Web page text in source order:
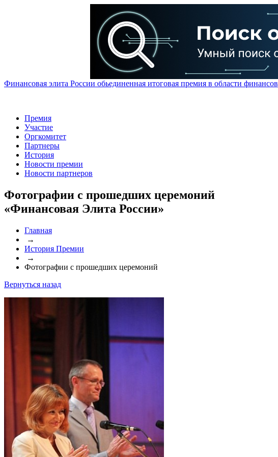
Финансовая элита России обьединенная итоговая премия в области финансов
Премия
Участие
Оргкомитет
Партнеры
История
Новости премии
Новости партнеров
Фотографии с прошедших церемоний
«Финансовая Элита России»
Главная
→
История Премии
→
Фотографии с прошедших церемоний
Вернуться назад